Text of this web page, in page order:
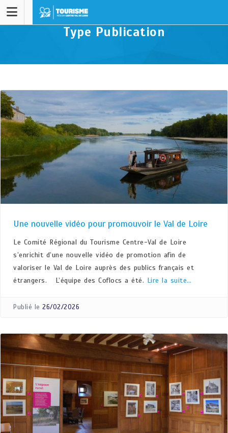
Type Publication
Une nouvelle vidéo pour promouvoir le Val de Loire
Le Comité Régional du Tourisme Centre-Val de Loire
s’enrichit d’une nouvelle vidéo de promotion afin de
valoriser le Val de Loire auprès des publics français et
étrangers. L’équipe des Coflocs a été. Lire la suite…
Publié le 26/02/2026